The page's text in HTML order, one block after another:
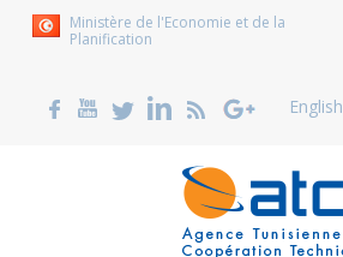
Ministère de l'Economie et de la
Planification
English